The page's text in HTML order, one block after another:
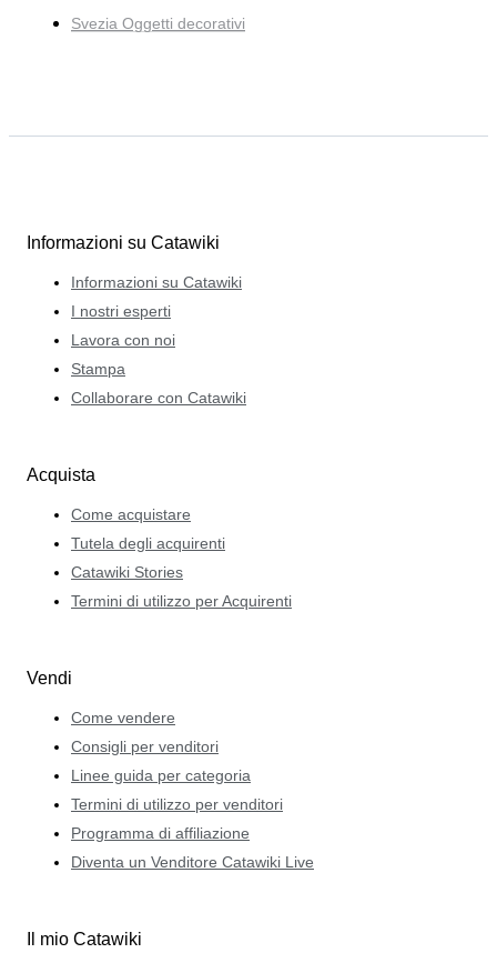
Svezia Oggetti decorativi
Informazioni su Catawiki
Informazioni su Catawiki
I nostri esperti
Lavora con noi
Stampa
Collaborare con Catawiki
Acquista
Come acquistare
Tutela degli acquirenti
Catawiki Stories
Termini di utilizzo per Acquirenti
Vendi
Come vendere
Consigli per venditori
Linee guida per categoria
Termini di utilizzo per venditori
Programma di affiliazione
Diventa un Venditore Catawiki Live
Il mio Catawiki